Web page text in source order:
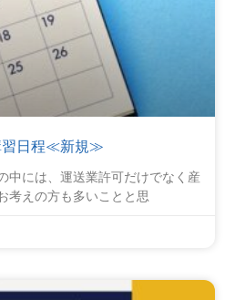
習日程≪新規≫
中には、運送業許可だけでなく産
考えの方も多いことと思